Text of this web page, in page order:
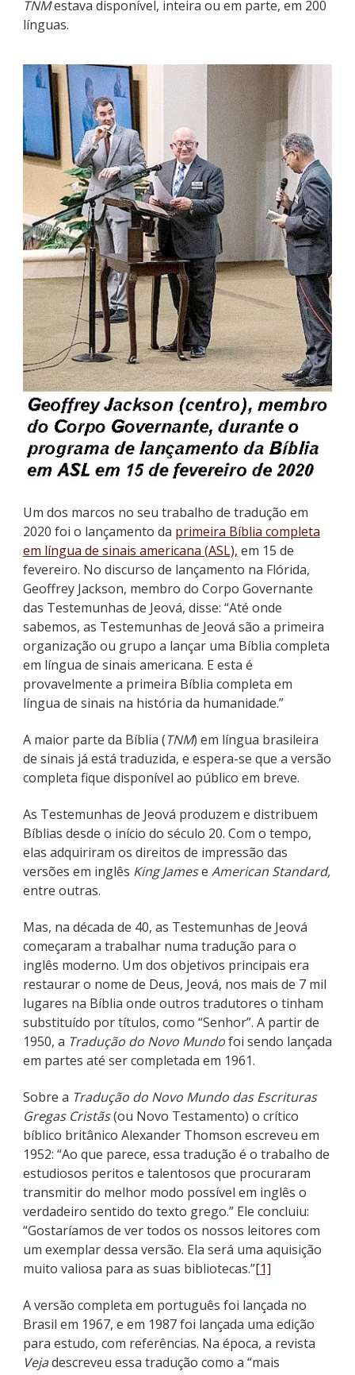
TNMestava disponível, inteira ou em parte, em 200
línguas.
Um dos marcos no seu trabalho de tradução em
2020 foi o lançamento da primeira Bíblia completa
em língua de sinais americana (ASL), em 15 de
fevereiro. No discurso de lançamento na Flórida,
Geoffrey Jackson, membro do Corpo Governante
das Testemunhas de Jeová, disse: “Até onde
sabemos, as Testemunhas de Jeová são a primeira
organização ou grupo a lançar uma Bíblia completa
em língua de sinais americana. E esta é
provavelmente a primeira Bíblia completa em
língua de sinais na história da humanidade.”
A maior parte da Bíblia (TNM) em língua brasileira
de sinais já está traduzida, e espera-se que a versão
completa fique disponível ao público em breve.
As Testemunhas de Jeová produzem e distribuem
Bíblias desde o início do século 20. Com o tempo,
elas adquiriram os direitos de impressão das
versões em inglês King Jamese American Standard,
entre outras.
Mas, na década de 40, as Testemunhas de Jeová
começaram a trabalhar numa tradução para o
inglês moderno. Um dos objetivos principais era
restaurar o nome de Deus, Jeová, nos mais de 7 mil
lugares na Bíblia onde outros tradutores o tinham
substituído por títulos, como “Senhor”. A partir de
1950, a Tradução do Novo Mundofoi sendo lançada
em partes até ser completada em 1961.
Sobre a Tradução do Novo Mundo das Escrituras
Gregas Cristãs(ou Novo Testamento) o crítico
bíblico britânico Alexander Thomson escreveu em
1952: “Ao que parece, essa tradução é o trabalho de
estudiosos peritos e talentosos que procuraram
transmitir do melhor modo possível em inglês o
verdadeiro sentido do texto grego.” Ele concluiu:
“Gostaríamos de ver todos os nossos leitores com
um exemplar dessa versão. Ela será uma aquisição
muito valiosa para as suas bibliotecas.”[1]
A versão completa em português foi lançada no
Brasil em 1967, e em 1987 foi lançada uma edição
para estudo, com referências. Na época, a revista
Vejadescreveu essa tradução como a “mais